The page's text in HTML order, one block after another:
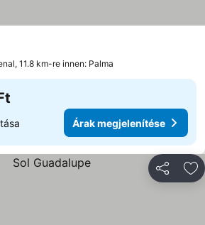
11.8 km-re innen: Palma
Árak megjelenítése